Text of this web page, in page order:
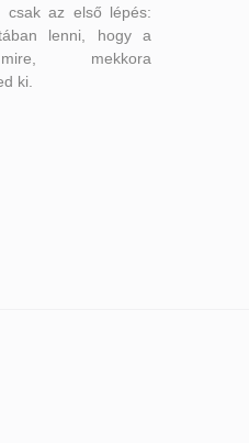
csak az első lépés:
lenni, hogy a
mekkora
ki.